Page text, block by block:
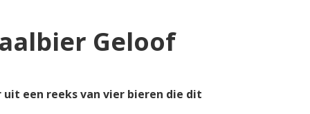
Geloof
een reeks van vier bieren die dit